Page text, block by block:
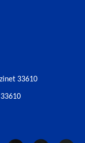
33610